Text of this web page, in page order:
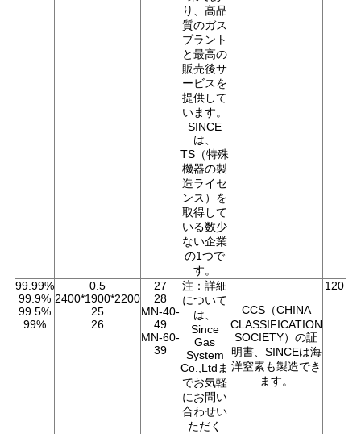
り、高品
質のガス
プラント
と最高の
販売後サ
ービスを
提供して
います。
SINCE
は、
TS（特殊
機器の製
造ライセ
ンス）を
取得して
いる数少
ない企業
の1つで
す。
99.99%
99.9%
99.5%
99%
0.5
2400*1900*2200
25
26
27
28
MN-40-
49
MN-60-
39
注：詳細
について
は、
Since
Gas
System
Co.,Ltdま
でお気軽
にお問い
合わせい
ただく
CCS（CHINA
CLASSIFICATION
SOCIETY）の証
明書、SINCEは海
洋窒素も製造でき
ます。
120